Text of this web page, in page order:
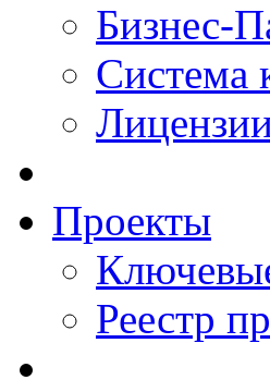
Бизнес-
Система
Проекты
Реестр